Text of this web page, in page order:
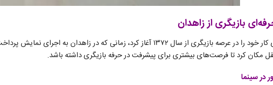
بازیگری از زاهدان
امین میری کار خود را در عرصه بازیگری از سال ۱۳۷۲ آغاز کرد، زمانی که در زاهدان
مکان کرد تا فرصت‌های بیشتری برای پیشرفت در حرفه بازیگری داشته باشد.
در سینما